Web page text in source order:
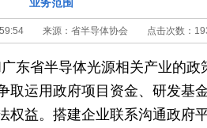
来源：省半导体协会 点击次数：
东省半导体光源相关产业的
取运用政府项目资金、研发基
权益。搭建企业联系沟通政府